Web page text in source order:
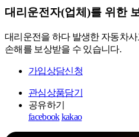
대리운전자(업체)를 위한
대리운전을 하다 발생한 자동차사
손해를 보상받을 수 있습니다.
가입상담신청
관심상품담기
공유하기
facebook kakao